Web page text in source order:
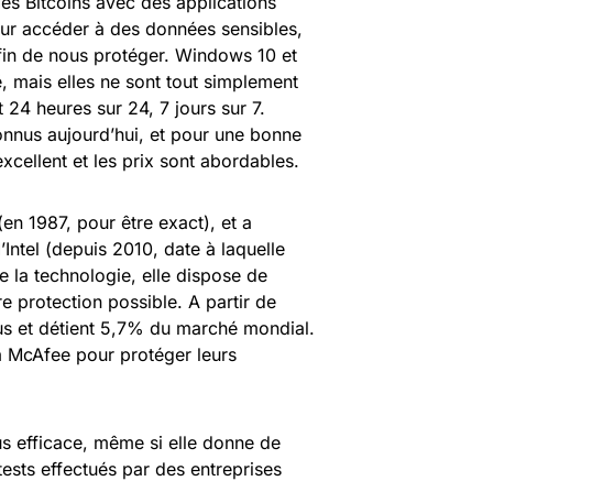
accéder à des données sensibles,
de nous protéger. Windows 10 et
mais elles ne sont tout simplement
heures sur 24, 7 jours sur 7.
aujourd’hui, et pour une bonne
et les prix sont abordables.
1987, pour être exact), et a
(depuis 2010, date à laquelle
la technologie, elle dispose de
protection possible. A partir de
et détient 5,7% du marché mondial.
pour protéger leurs
efficace, même si elle donne de
effectués par des entreprises